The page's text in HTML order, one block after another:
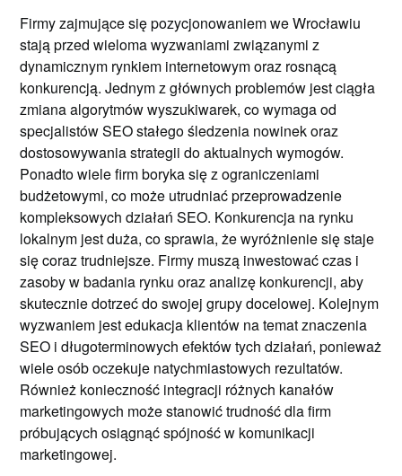
Firmy zajmujące się pozycjonowaniem we Wrocławiu
stają przed wieloma wyzwaniami związanymi z
dynamicznym rynkiem internetowym oraz rosnącą
konkurencją. Jednym z głównych problemów jest ciągła
zmiana algorytmów wyszukiwarek, co wymaga od
specjalistów SEO stałego śledzenia nowinek oraz
dostosowywania strategii do aktualnych wymogów.
Ponadto wiele firm boryka się z ograniczeniami
budżetowymi, co może utrudniać przeprowadzenie
kompleksowych działań SEO. Konkurencja na rynku
lokalnym jest duża, co sprawia, że wyróżnienie się staje
się coraz trudniejsze. Firmy muszą inwestować czas i
zasoby w badania rynku oraz analizę konkurencji, aby
skutecznie dotrzeć do swojej grupy docelowej. Kolejnym
wyzwaniem jest edukacja klientów na temat znaczenia
SEO i długoterminowych efektów tych działań, ponieważ
wiele osób oczekuje natychmiastowych rezultatów.
Również konieczność integracji różnych kanałów
marketingowych może stanowić trudność dla firm
próbujących osiągnąć spójność w komunikacji
marketingowej.